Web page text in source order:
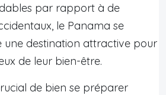
par rapport à de
le Panama se
une destination attractive pour
de leur bien-être.
de bien se préparer